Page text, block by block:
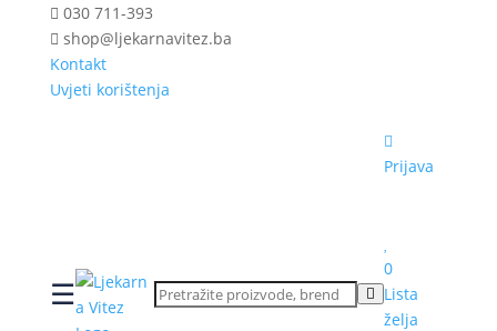
030 711-393
shop@ljekarnavitez.ba
Kontakt
Uvjeti korištenja
☰
Prijava
0
Lista
želja